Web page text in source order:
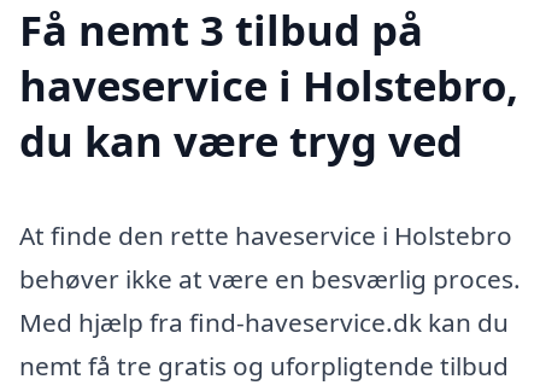
Få nemt 3 tilbud på
haveservice i Holstebro,
du kan være tryg ved
At finde den rette haveservice i Holstebro
behøver ikke at være en besværlig proces.
Med hjælp fra find-haveservice.dk kan du
nemt få tre gratis og uforpligtende tilbud